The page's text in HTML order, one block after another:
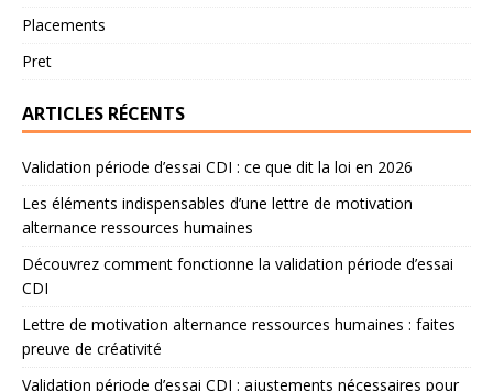
Placements
Pret
ARTICLES RÉCENTS
Validation période d’essai CDI : ce que dit la loi en 2026
Les éléments indispensables d’une lettre de motivation
alternance ressources humaines
Découvrez comment fonctionne la validation période d’essai
CDI
Lettre de motivation alternance ressources humaines : faites
preuve de créativité
Validation période d’essai CDI : ajustements nécessaires pour